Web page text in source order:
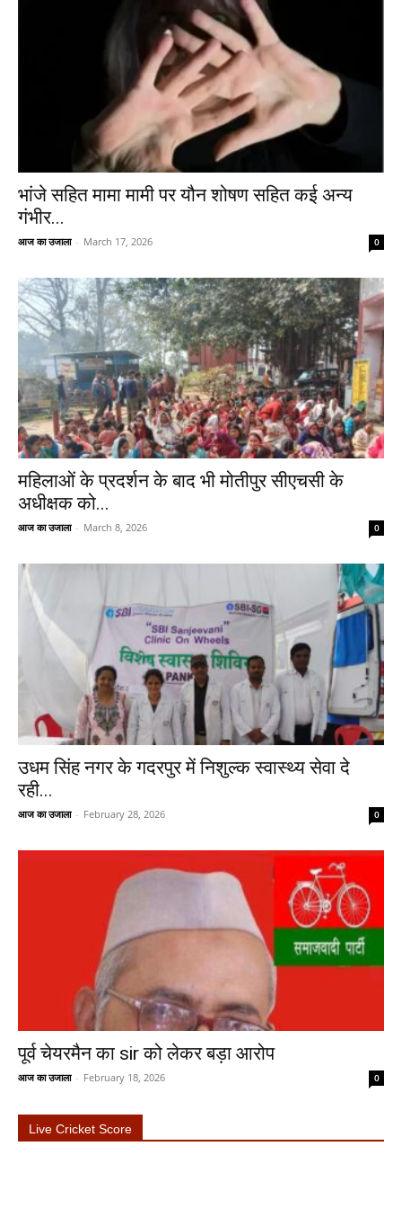
भांजे सहित मामा मामी पर यौन शोषण सहित कई अन्य
गंभीर...
आज का उजाला - March 17, 2026 0
महिलाओं के प्रदर्शन के बाद भी मोतीपुर सीएचसी के
अधीक्षक को...
आज का उजाला - March 8, 2026 0
उधम सिंह नगर के गदरपुर में निशुल्क स्वास्थ्य सेवा दे
रही...
आज का उजाला - February 28, 2026 0
पूर्व चेयरमैन का sir को लेकर बड़ा आरोप
आज का उजाला - February 18, 2026 0
Live Cricket Score